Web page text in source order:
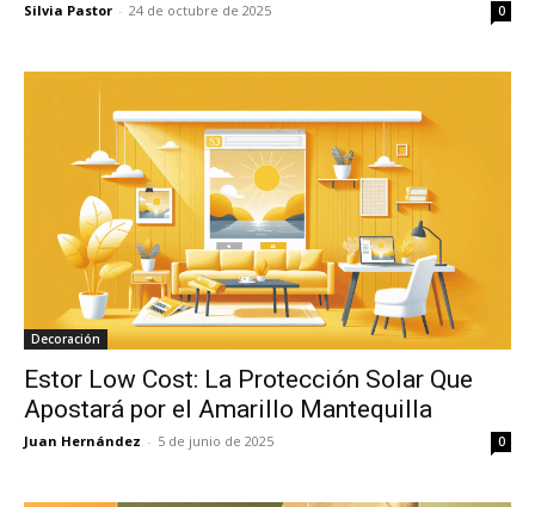
Silvia Pastor - 24 de octubre de 2025 0
Decoración
Estor Low Cost: La Protección Solar Que
Apostará por el Amarillo Mantequilla
Juan Hernández - 5 de junio de 2025 0